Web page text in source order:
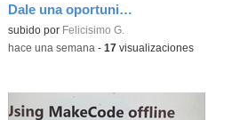
Dale una oportunidad a los Chromebooks y utiliza un proyector para realizar talleres si no tienes pantallas táctiles
Contenido educativo.
subido por Felicisimo G.
-hace una semana - 17 visualizaciones